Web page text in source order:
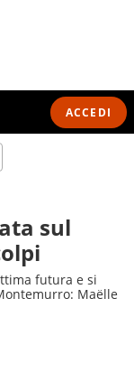
ACCEDI
sul
futura e si
Maëlle